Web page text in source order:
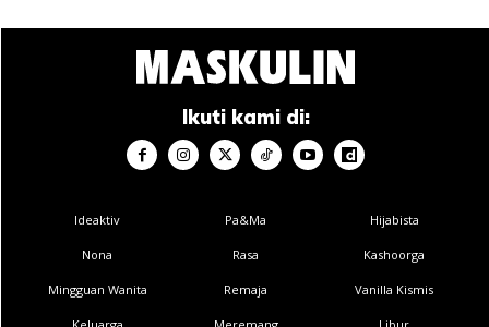
gaya hidup tidak sihat yang menyumbang
kepada masalah ini.
Fakta itu dibuktikan menerusi kajian global
setiap seorang wanita mempunyai masalah
Ikuti kami di:
Ideaktiv
Nona
Mingguan Wanita
Pa&Ma
Rasa
Remaja
Hijabista
Kashoorga
Vanilla Kismis